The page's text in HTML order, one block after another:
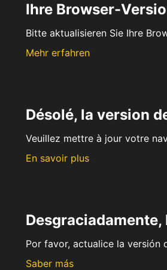
Ihre Browser-
Bitte aktualisieren Sie Ihre
Mehr erfahren
Désolé, la version
Veuillez mettre à jour votre
En savoir plus
Por favor, actualice la versión
Saber más